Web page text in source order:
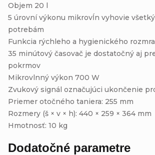
Objem 20 l
5 úrovní výkonu mikrovĺn vyhovie
potrebám
Funkcia rýchleho a hygienického
35 minútový časovač je dostatočný aj
pokrmov
Mikrovlnný výkon 700 W
Zvukový signál označujúci ukončenie
Priemer otočného taniera: 255 mm
Rozmery (š × v × h): 440 × 259 × 364 mm
Hmotnosť: 10 kg
Dodatočné parametre